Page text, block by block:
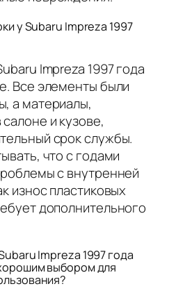
у Subaru Impreza 1997
Impreza 1997 года
Все элементы были
а материалы,
и кузове,
срок службы.
что с годами
с внутренней
износ пластиковых
дополнительного
Impreza 1997 года
выбором для